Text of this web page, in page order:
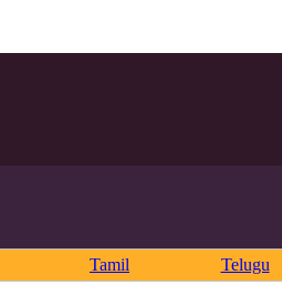
Tamil Telugu